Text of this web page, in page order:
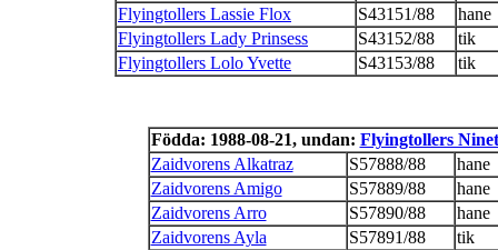
Flyingtollers Lassie Flox
S43151/88
hane
Flyingtollers Lady Prinsess
S43152/88
tik
Flyingtollers Lolo Yvette
S43153/88 tik
Födda: 1988-08-21, undan: Flyingtollers
Zaidvorens Alkatraz
S57888/88
hane
Zaidvorens Amigo
S57889/88
hane
Zaidvorens Arro
S57890/88
hane
Zaidvorens Ayla
S57891/88
tik